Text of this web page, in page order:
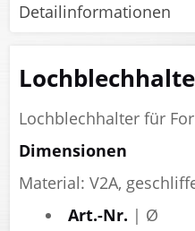
Detailinformationen
Lochblechhalter für
Dimensionen
Material: V2A,
Art.-Nr. | Ø